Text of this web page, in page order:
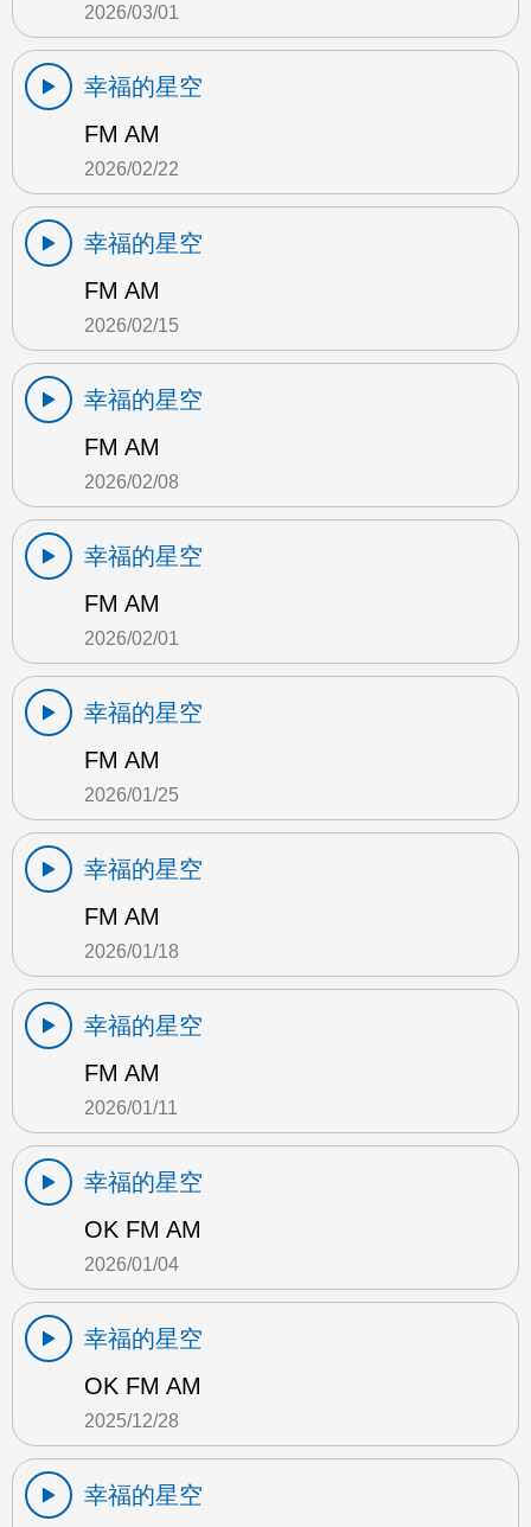
2026/03/01
幸福的星空
FM AM
2026/02/22
幸福的星空
FM AM
2026/02/15
幸福的星空
FM AM
2026/02/08
幸福的星空
FM AM
2026/02/01
幸福的星空
FM AM
2026/01/25
幸福的星空
FM AM
2026/01/18
幸福的星空
FM AM
2026/01/11
幸福的星空
OK FM AM
2026/01/04
幸福的星空
OK FM AM
2025/12/28
幸福的星空